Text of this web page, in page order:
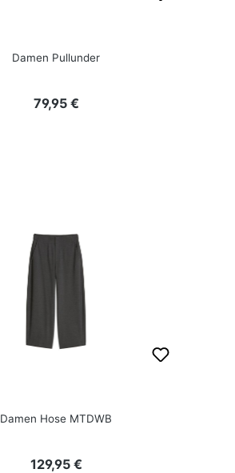
Damen Pullunder
Regulärer Preis:
79,95 €
Damen Hose MTDWB
Regulärer Preis:
129,95 €